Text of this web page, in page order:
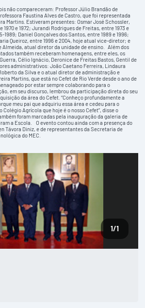
não compareceram: Professor Júlio Brandão de
Faustina Alves de Castro, que foi representada
Martins. Estiveram presentes: Osmar José Schossler,
e 1972; Jurandi Rodrigues de Freitas, entre 1973 e
1989; Daniel Gonçalves dos Santos, entre 1989 e 1996;
Queiroz, entre 1996 e 2004, hoje atual vice-diretor; e
Almeida, atual diretor da unidade de ensino. Além dos
também receberam homenagens, entre eles, os
Célio Ignácio, Deronice de Freitas Bastos, Gentil de
administrativos: João Caetano Ferreira, Lindaura
da Silva e o atual diretor de administração e
Martins, que está no Cefet de Rio Verde desde o ano de
por estar sempre colaborando para o
em seu discurso, lembrou da participação direta do seu
da área do Cefet. “Conheço profundamente a
meu pai que adquiriu essa área e cedeu para o
Agrícola que hoje é o nosso Cefet”, disse o
foram marcadas pela inauguração da galeria de
a Escola. O evento contou ainda com a presença do
Távora Diniz, e de representantes da Secretaria de
e Tecnológica do MEC.
1/1